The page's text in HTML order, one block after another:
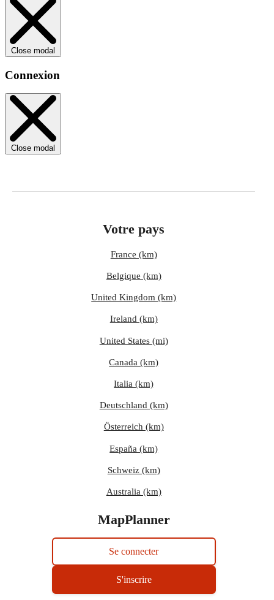
Close modal
Connexion
Close modal
Votre pays
France (km)
Belgique (km)
United Kingdom (km)
Ireland (km)
United States (mi)
Canada (km)
Italia (km)
Deutschland (km)
Österreich (km)
España (km)
Schweiz (km)
Australia (km)
MapPlanner
Se connecter
S'inscrire